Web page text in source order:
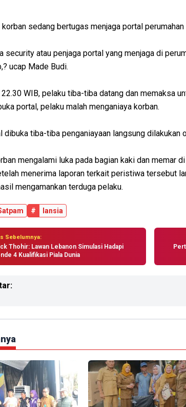
korban sedang bertugas menjaga portal
security atau penjaga portal yang menjaga di
ucap Made Budi.
WIB, pelaku tiba-tiba datang dan memaksa
portal, pelaku malah menganiaya korban.
dibuka tiba-tiba penganiayaan langsung dilakukan
mengalami luka pada bagian kaki dan memar
menerima laporan terkait peristiwa tersebut
mengamankan terduga pelaku.
# lansia
Sebelumnya:
Thohir: Lawan Lebanon Simulasi Hadapi
4 Kualifikasi Piala Dunia